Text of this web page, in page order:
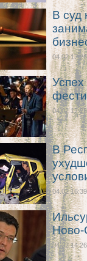
В суд
04.02 17:26
04.02 17:25
В
04.02 16:39
Ново-
04.02 14:26